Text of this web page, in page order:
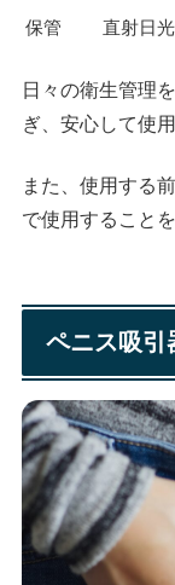
保管
直射日
日々の衛生管理
ぎ、安心して使
また、使用する
で使用すること
ペニス吸引